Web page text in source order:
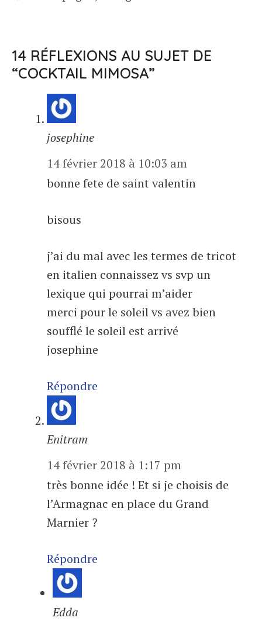
14 RÉFLEXIONS AU SUJET DE
“COCKTAIL MIMOSA”
josephine
14 février 2018 à 10:03 am
bonne fete de saint valentin
bisous
j’ai du mal avec les termes de tricot
en italien connaissez vs svp un
lexique qui pourrai m’aider
merci pour le soleil vs avez bien
soufflé le soleil est arrivé
josephine
Répondre
Enitram
14 février 2018 à 1:17 pm
très bonne idée ! Et si je choisis de
l’Armagnac en place du Grand
Marnier ?
Répondre
Edda